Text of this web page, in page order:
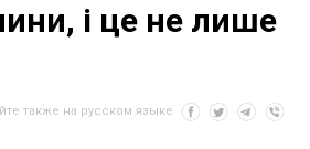
і це не лише
также на русском языке